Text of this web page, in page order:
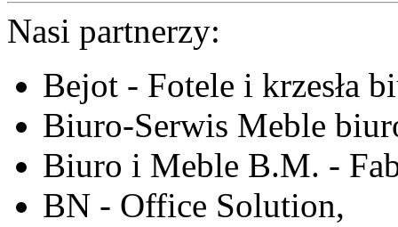
Nasi partnerzy:
Bejot - Fotele i krzesła
Biuro-Serwis Meble
Biuro i Meble B.M. -
BN - Office Solution,